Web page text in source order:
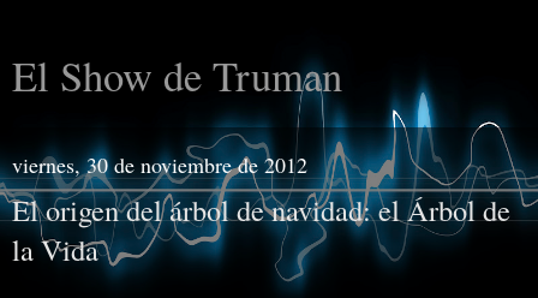
El Show de Truman
viernes, 30 de noviembre de 2012
El origen del árbol de navidad: el Árbol de
la Vida